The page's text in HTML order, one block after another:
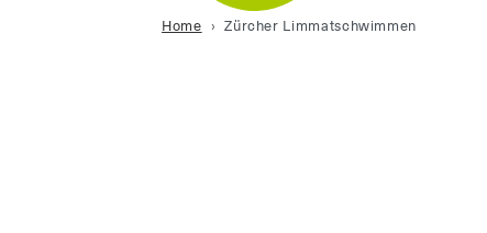
Home Zürcher Limmatschwimmen